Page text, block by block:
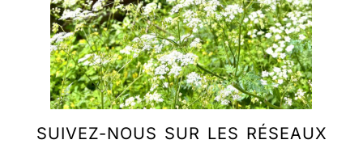
SUIVEZ-NOUS SUR LES RÉSEAUX